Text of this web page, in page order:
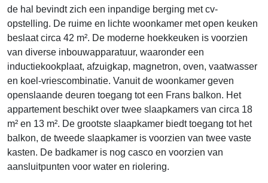
de hal bevindt zich een inpandige berging met cv-
opstelling. De ruime en lichte woonkamer met open keuken
beslaat circa 42 m². De moderne hoekkeuken is voorzien
van diverse inbouwapparatuur, waaronder een
inductiekookplaat, afzuigkap, magnetron, oven, vaatwasser
en koel-vriescombinatie. Vanuit de woonkamer geven
openslaande deuren toegang tot een Frans balkon. Het
appartement beschikt over twee slaapkamers van circa 18
m² en 13 m². De grootste slaapkamer biedt toegang tot het
balkon, de tweede slaapkamer is voorzien van twee vaste
kasten. De badkamer is nog casco en voorzien van
aansluitpunten voor water en riolering.